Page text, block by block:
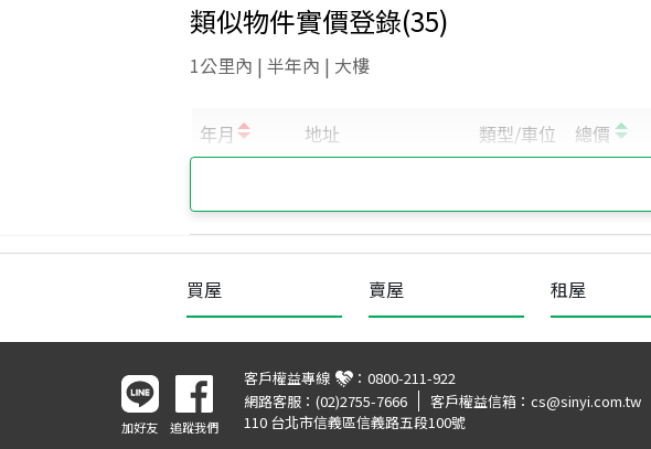
類似物件實價登錄(35)
1公里內 | 半年內 | 大樓
買屋 賣屋 租屋
加好友 追蹤我們
客戶權益專線 ： 0800-211-922
網路客服： (02)2755-7666 客戶權益信箱： cs@sinyi.com.tw
110 台北市信義區信義路五段100號